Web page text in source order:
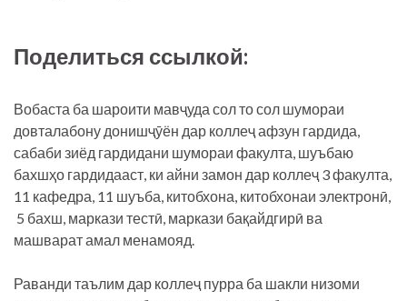
Поделиться ссылкой:
Вобаста ба шароити мавҷуда сол то сол шумораи
довталабону донишҷӯён дар коллеҷ афзун гардида,
сабаби зиёд гардидани шумораи факулта, шуъбаю
бахшҳо гардидааст, ки айни замон дар коллеҷ 3 факулта,
11 кафедра, 11 шуъба, китобхона, китобхонаи электронӣ,
5 бахш, маркази тестӣ, маркази бақайдгирӣ ва
машварат амал менамояд.
Раванди таълим дар коллеҷ пурра ба шакли низоми